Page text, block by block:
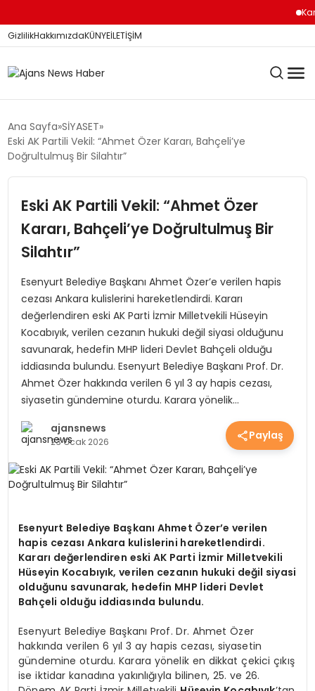
GizlilikHakkımızdaKÜNYEİLETİŞİM
KÖŞE YAZILARI
SİYASET
DÜNYA
YEREL HABERLER
EKONOMİ
EĞİTİM
GÜNDEM
SAĞLIK
SPOR
Ana Sayfa SİYASET
Eski AK Partili Vekil: “Ahmet Özer Kararı, Bahçeli’ye
Doğrultulmuş Bir Silahtır”
Eski AK Partili Vekil: “Ahmet Özer
Kararı, Bahçeli’ye Doğrultulmuş Bir
Silahtır”
Esenyurt Belediye Başkanı Ahmet Özer’e verilen hapis
cezası Ankara kulislerini hareketlendirdi. Kararı
değerlendiren eski AK Parti İzmir Milletvekili Hüseyin
Kocabıyık, verilen cezanın hukuki değil siyasi olduğunu
savunarak, hedefin MHP lideri Devlet Bahçeli olduğu
iddiasında bulundu. Esenyurt Belediye Başkanı Prof. Dr.
Ahmet Özer hakkında verilen 6 yıl 3 ay hapis cezası,
siyasetin gündemine oturdu. Karara yönelik…
ajansnews
23 Ocak 2026 Paylaş
Esenyurt Belediye Başkanı Ahmet Özer’e verilen
hapis cezası Ankara kulislerini hareketlendirdi.
Kararı değerlendiren eski AK Parti İzmir Milletvekili
Hüseyin Kocabıyık, verilen cezanın hukuki değil siyasi
olduğunu savunarak, hedefin MHP lideri Devlet
Bahçeli olduğu iddiasında bulundu.
Esenyurt Belediye Başkanı Prof. Dr. Ahmet Özer
hakkında verilen 6 yıl 3 ay hapis cezası, siyasetin
gündemine oturdu. Karara yönelik en dikkat çekici çıkış
ise iktidar kanadına yakınlığıyla bilinen, 25. ve 26.